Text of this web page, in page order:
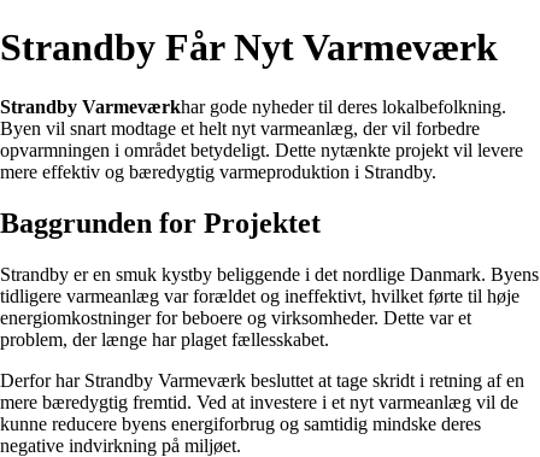
Strandby Får Nyt Varmeværk
Strandby Varmeværkhar gode nyheder til deres lokalbefolkning.
Byen vil snart modtage et helt nyt varmeanlæg, der vil forbedre
opvarmningen i området betydeligt. Dette nytænkte projekt vil levere
mere effektiv og bæredygtig varmeproduktion i Strandby.
Baggrunden for Projektet
Strandby er en smuk kystby beliggende i det nordlige Danmark. Byens
tidligere varmeanlæg var forældet og ineffektivt, hvilket førte til høje
energiomkostninger for beboere og virksomheder. Dette var et
problem, der længe har plaget fællesskabet.
Derfor har Strandby Varmeværk besluttet at tage skridt i retning af en
mere bæredygtig fremtid. Ved at investere i et nyt varmeanlæg vil de
kunne reducere byens energiforbrug og samtidig mindske deres
negative indvirkning på miljøet.